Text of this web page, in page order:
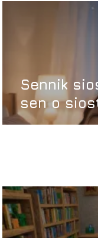
Sennik
sen o